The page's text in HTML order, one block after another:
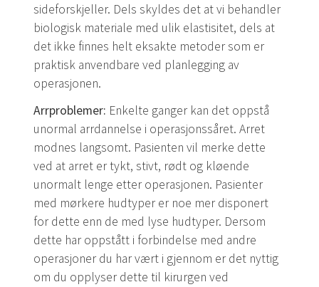
sideforskjeller. Dels skyldes det at vi behandler
biologisk materiale med ulik elastisitet, dels at
det ikke finnes helt eksakte metoder som er
praktisk anvendbare ved planlegging av
operasjonen.
Arrproblemer: Enkelte ganger kan det oppstå
unormal arrdannelse i operasjonssåret. Arret
modnes langsomt. Pasienten vil merke dette
ved at arret er tykt, stivt, rødt og kløende
unormalt lenge etter operasjonen. Pasienter
med mørkere hudtyper er noe mer disponert
for dette enn de med lyse hudtyper. Dersom
dette har oppstått i forbindelse med andre
operasjoner du har vært i gjennom er det nyttig
om du opplyser dette til kirurgen ved